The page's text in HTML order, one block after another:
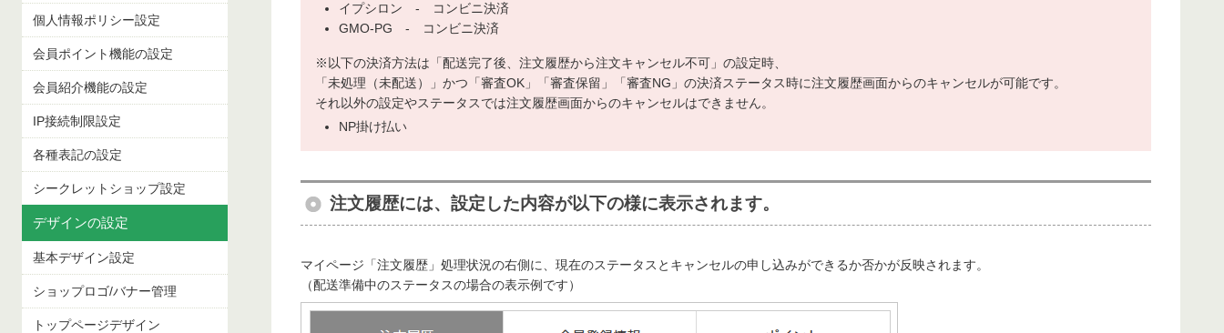
個人情報ポリシー設定
会員ポイント機能の設定
会員紹介機能の設定
IP接続制限設定
各種表記の設定
シークレットショップ設定
デザインの設定
基本デザイン設定
ショップロゴ/バナー管理
トップページデザイン
イプシロン - コンビニ決済
GMO-PG - コンビニ決済
※以下の決済方法は「配送完了後、注文履歴から注文キャンセル不可」の設定時、
「未処理（未配送）」かつ「審査OK」「審査保留」「審査NG」の決済ステータス時に注文履歴画面からのキャンセルが可能です。
それ以外の設定やステータスでは注文履歴画面からのキャンセルはできません。
NP掛け払い
注文履歴には、設定した内容が以下の様に表示されます。
マイページ「注文履歴」処理状況の右側に、現在のステータスとキャンセルの申し込みができるか否かが反映されます。
（配送準備中のステータスの場合の表示例です）